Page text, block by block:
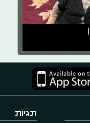
תגיות